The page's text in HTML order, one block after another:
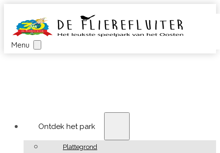
Menu
Ontdek het park
Plattegrond